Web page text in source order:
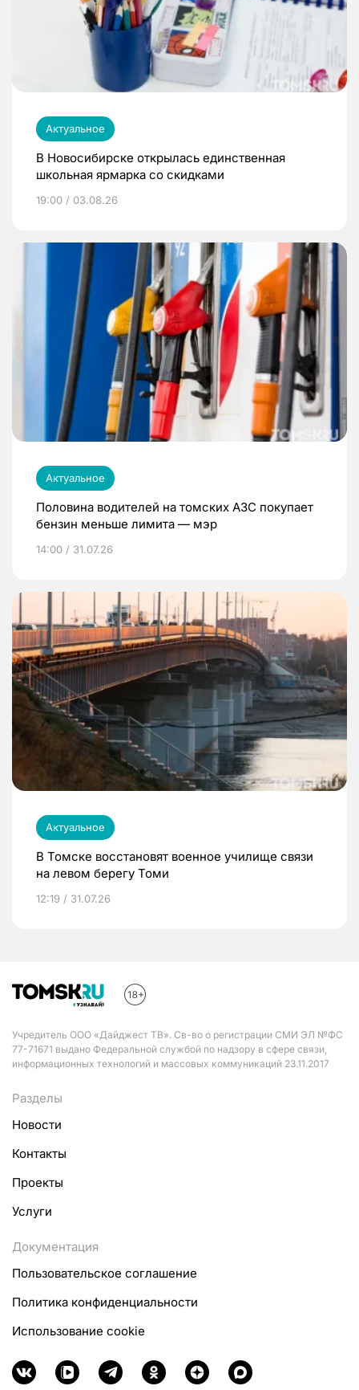
Актуальное
В Новосибирске открылась единственная
школьная ярмарка со скидками
19:00 / 03.08.26
Актуальное
Половина водителей на томских АЗС покупает
бензин меньше лимита — мэр
14:00 / 31.07.26
Актуальное
В Томске восстановят военное училище связи
на левом берегу Томи
12:19 / 31.07.26
Учредитель ООО «Дайджест ТВ». Св-во о регистрации СМИ ЭЛ №ФС
77-71671 выдано Федеральной службой по надзору в сфере связи,
информационных технологий и массовых коммуникаций 23.11.2017
Разделы
Новости
Контакты
Проекты
Услуги
Документация
Пользовательское соглашение
Политика конфиденциальности
Использование cookie